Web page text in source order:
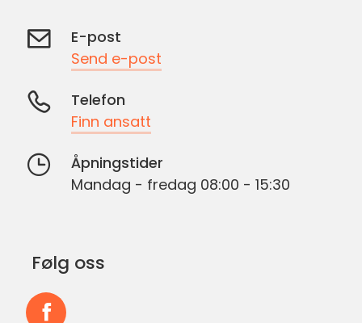
E-post
Send e-post
Telefon
Finn ansatt
Åpningstider
Mandag - fredag 08:00 - 15:30
Følg oss